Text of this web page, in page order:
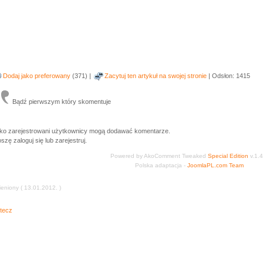
Dodaj jako preferowany (371) | Zacytuj ten artykuł na swojej stronie | Odsłon: 1415
Bądź pierwszym który skomentuje
zarejestrowani użytkownicy mogą dodawać komentarze.
zaloguj się lub zarejestruj.
Powered by AkoComment Tweaked Special Edition
Polska adaptacja - JoomlaPL.com Team
( 13.01.2012. )